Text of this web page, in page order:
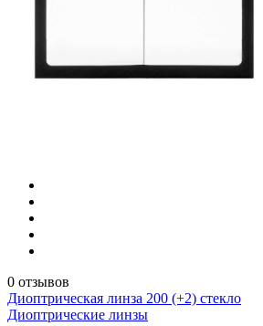
0 отзывов
Диоптрическая линза 200 (+2) стекло
Диоптрические линзы